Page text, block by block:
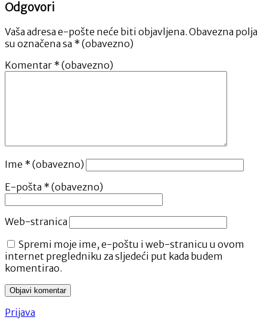
Odgovori
Vaša adresa e-pošte neće biti objavljena. Obavezna polja
su označena sa * (obavezno)
Komentar * (obavezno)
Ime * (obavezno)
E-pošta * (obavezno)
Web-stranica
Spremi moje ime, e-poštu i web-stranicu u ovom
internet pregledniku za sljedeći put kada budem
komentirao.
Prijava